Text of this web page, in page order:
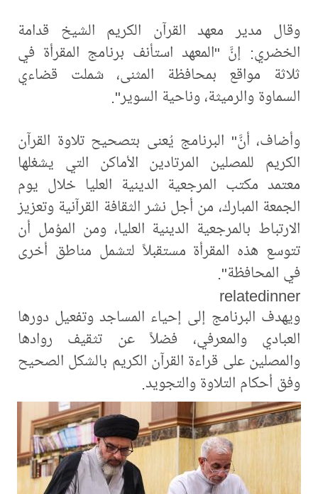
وقال مدير معهد القرآن الكريم الشيخ قدامة
الخضري: إنَّ "المعهد استأنف برنامج المقرأة في
ثلاثة مواقع بمحافظة المثنى، شملت قضاءي
السماوة والرميثة، وناحية السوير".
وأضاف، أنَّ" البرنامج يُعنى بتصحيح تلاوة القرآن
الكريم للمصلين المرتادين الأماكن التي يشغلها
معتمد مكتب المرجعية الدينية العليا خلال يوم
الجمعة المبارك، من أجل نشر الثقافة القرآنية وتعزيز
الارتباط بالمرجعية الدينية العليا، ومن المؤمل أن
تتوسع هذه المقرأة مستقبلاً لتشمل مناطق أخرى
في المحافظة".
relatedinner
ويهدف البرنامج إلى إحياء المساجد وتفعيل دورها
العبادي والمعرفي، فضلاً عن تثقيف روادها
والمصلين على قراءة القرآن الكريم بالشكل الصحيح
وفق أحكام التلاوة والتجويد.